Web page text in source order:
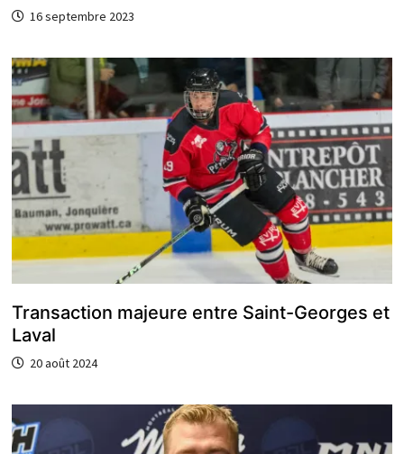
16 septembre 2023
Transaction majeure entre Saint-Georges et
Laval
20 août 2024